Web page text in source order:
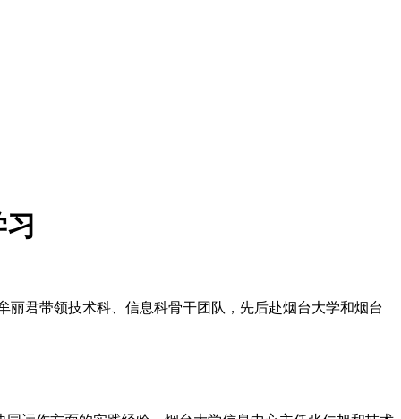
君带领技术科、信息科骨干团队，先后赴烟台大学和烟台